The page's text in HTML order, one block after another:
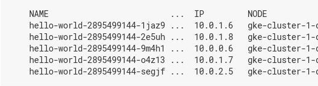
    NAME                         ...  IP         NODE
hello-world-2895499144-1jaz9 ...  10.0.1.6   gke-cluster-
hello-world-2895499144-2e5uh ...  10.0.1.8   gke-cluster-
hello-world-2895499144-9m4h1 ...  10.0.0.6   gke-cluster-
hello-world-2895499144-o4z13 ...  10.0.1.7   gke-cluster-